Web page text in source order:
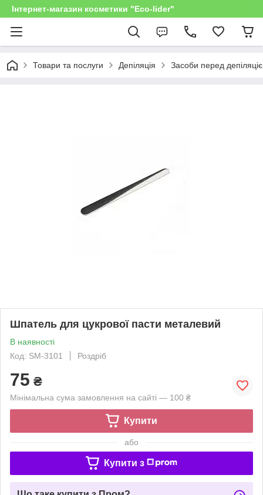
Інтернет-магазин косметики "Eco-lider"
Товари та послуги Депіляція Засоби перед
Шпатель для цукрової пасти металевий
В наявності
Код: SM-3101
Роздріб
75 ₴
Мінімальна сума замовлення на сайті — 100 ₴
Купити
або
Купити з